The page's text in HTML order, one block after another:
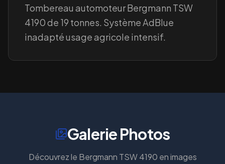
Tombereau automoteur Bergmann TSW
4190 de 19 tonnes. Système AdBlue
inadapté usage agricole intensif.
Galerie Photos
Découvrez le Bergmann TSW 4190 en images